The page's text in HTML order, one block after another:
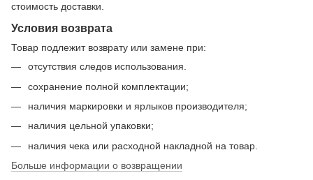
стоимость доставки.
Условия возврата
Товар подлежит возврату или замене при:
отсутствия следов использования.
сохранение полной комплектации;
наличия маркировки и ярлыков производителя;
наличия цельной упаковки;
наличия чека или расходной накладной на товар.
Больше информации о возвращении